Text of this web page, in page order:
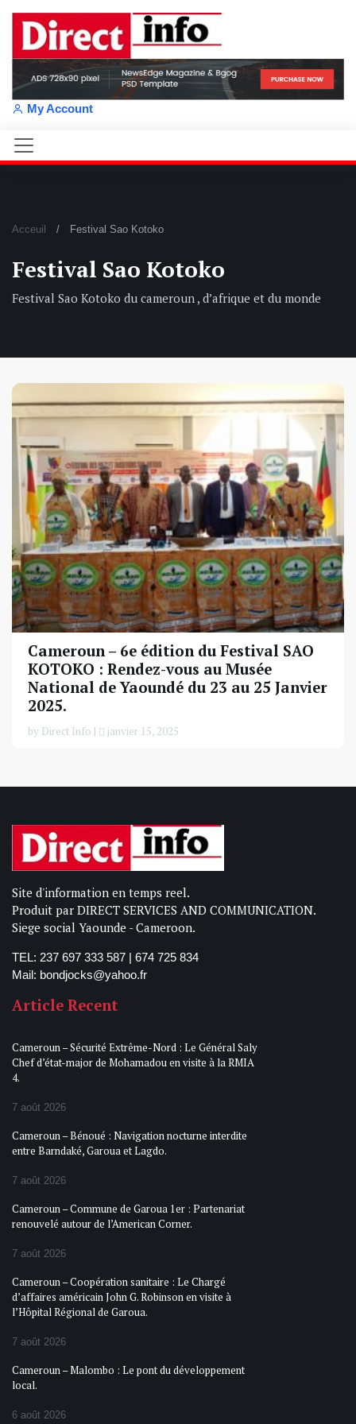
My Account
Acceuil Festival Sao Kotoko
Festival Sao Kotoko
Festival Sao Kotoko du cameroun , d’afrique et du monde
Cameroun – 6e édition du Festival SAO
KOTOKO : Rendez-vous au Musée
National de Yaoundé du 23 au 25 Janvier
2025.
by Direct Info | janvier 15, 2025
Site d'information en temps reel.
Produit par DIRECT SERVICES AND COMMUNICATION.
Siege social Yaounde - Cameroon.
TEL: 237 697 333 587 | 674 725 834
Mail: bondjocks@yahoo.fr
Article Recent
Cameroun – Sécurité Extrême-Nord : Le Général Saly
Chef d’état-major de Mohamadou en visite à la RMIA
4.
7 août 2026
Cameroun – Bénoué : Navigation nocturne interdite
entre Barndaké, Garoua et Lagdo.
7 août 2026
Cameroun – Commune de Garoua 1er : Partenariat
renouvelé autour de l’American Corner.
7 août 2026
Cameroun – Coopération sanitaire : Le Chargé
d’affaires américain John G. Robinson en visite à
l’Hôpital Régional de Garoua.
7 août 2026
Cameroun – Malombo : Le pont du développement
local.
6 août 2026